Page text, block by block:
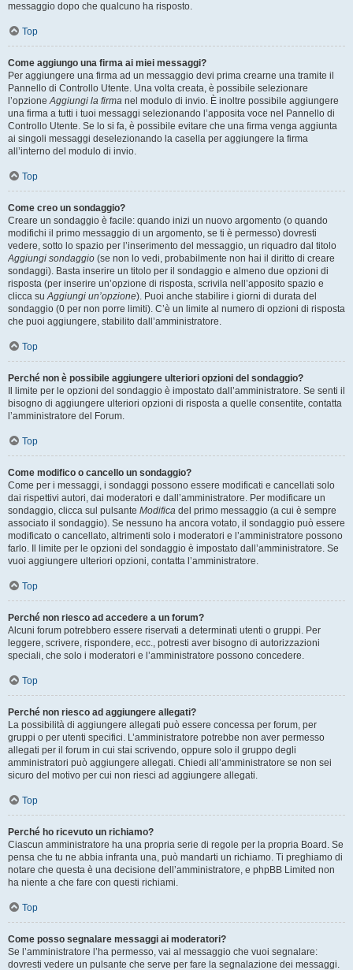
messaggio dopo che qualcuno ha risposto.
Top
Come aggiungo una firma ai miei messaggi?
Per aggiungere una firma ad un messaggio devi prima crearne una tramite il
Pannello di Controllo Utente. Una volta creata, è possibile selezionare
l’opzioneAggiungi la firma nel modulo di invio. È inoltre possibile aggiungere
una firma a tutti i tuoi messaggi selezionando l’apposita voce nel Pannello di
Controllo Utente. Se lo si fa, è possibile evitare che una firma venga aggiunta
ai singoli messaggi deselezionando la casella per aggiungere la firma
all’interno del modulo di invio.
Top
Come creo un sondaggio?
Creare un sondaggio è facile: quando inizi un nuovo argomento (o quando
modifichi il primo messaggio di un argomento, se ti è permesso) dovresti
vedere, sotto lo spazio per l’inserimento del messaggio, un riquadro dal titolo
Aggiungi sondaggio (se non lo vedi, probabilmente non hai il diritto di creare
sondaggi). Basta inserire un titolo per il sondaggio e almeno due opzioni di
risposta (per inserire un’opzione di risposta, scrivila nell’apposito spazio e
clicca suAggiungi un’opzione). Puoi anche stabilire i giorni di durata del
sondaggio (0 per non porre limiti). C’è un limite al numero di opzioni di risposta
che puoi aggiungere, stabilito dall’amministratore.
Top
Perché non è possibile aggiungere ulteriori opzioni del sondaggio?
Il limite per le opzioni del sondaggio è impostato dall’amministratore. Se senti il
bisogno di aggiungere ulteriori opzioni di risposta a quelle consentite, contatta
l’amministratore del Forum.
Top
Come modifico o cancello un sondaggio?
Come per i messaggi, i sondaggi possono essere modificati e cancellati solo
dai rispettivi autori, dai moderatori e dall’amministratore. Per modificare un
sondaggio, clicca sul pulsante Modifica del primo messaggio (a cui è sempre
associato il sondaggio). Se nessuno ha ancora votato, il sondaggio può essere
modificato o cancellato, altrimenti solo i moderatori e l’amministratore possono
farlo. Il limite per le opzioni del sondaggio è impostato dall’amministratore. Se
vuoi aggiungere ulteriori opzioni, contatta l’amministratore.
Top
Perché non riesco ad accedere a un forum?
Alcuni forum potrebbero essere riservati a determinati utenti o gruppi. Per
leggere, scrivere, rispondere, ecc., potresti aver bisogno di autorizzazioni
speciali, che solo i moderatori e l’amministratore possono concedere.
Top
Perché non riesco ad aggiungere allegati?
La possibilità di aggiungere allegati può essere concessa per forum, per
gruppi o per utenti specifici. L’amministratore potrebbe non aver permesso
allegati per il forum in cui stai scrivendo, oppure solo il gruppo degli
amministratori può aggiungere allegati. Chiedi all’amministratore se non sei
sicuro del motivo per cui non riesci ad aggiungere allegati.
Top
Perché ho ricevuto un richiamo?
Ciascun amministratore ha una propria serie di regole per la propria Board. Se
pensa che tu ne abbia infranta una, può mandarti un richiamo. Ti preghiamo di
notare che questa è una decisione dell’amministratore, e phpBB Limited non
ha niente a che fare con questi richiami.
Top
Come posso segnalare messaggi ai moderatori?
Se l’amministratore l’ha permesso, vai al messaggio che vuoi segnalare:
dovresti vedere un pulsante che serve per fare la segnalazione dei messaggi.